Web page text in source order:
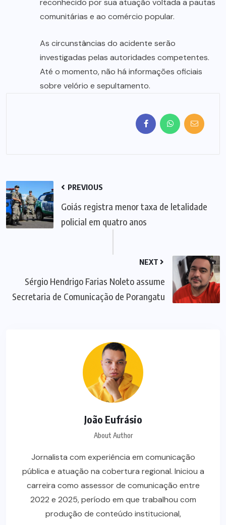
reconhecido por sua atuação voltada a pautas
comunitárias e ao comércio popular.
As circunstâncias do acidente serão
investigadas pelas autoridades competentes.
Até o momento, não há informações oficiais
sobre velório e sepultamento.
PREVIOUS
Goiás registra menor taxa de letalidade
policial em quatro anos
NEXT
Sérgio Hendrigo Farias Noleto assume
Secretaria de Comunicação de Porangatu
João Eufrásio
About Author
Jornalista com experiência em comunicação
pública e atuação na cobertura regional. Iniciou a
carreira como assessor de comunicação entre
2022 e 2025, período em que trabalhou com
produção de conteúdo institucional,